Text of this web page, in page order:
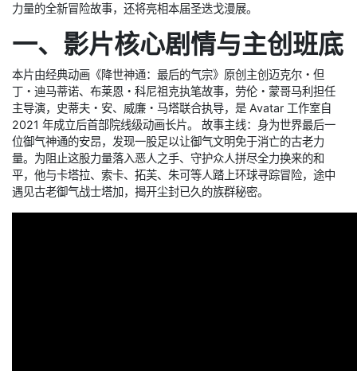
力量的全新冒险故事，还将亮相本届圣迭戈漫展。
一、影片核心剧情与主创班底
本片由经典动画《降世神通：最后的气宗》原创主创迈克尔・但
丁・迪马蒂诺、布莱恩・科尼祖克执笔故事，劳伦・蒙哥马利担任
主导演，史蒂夫・安、威廉・马塔联合执导，是 Avatar 工作室自
2021 年成立后首部院线级动画长片。 故事主线：身为世界最后一
位御气神通的安昂，发现一股足以让御气文明免于消亡的古老力
量。为阻止这股力量落入恶人之手、守护众人拼尽全力换来的和
平，他与卡塔拉、索卡、拓芙、朱可等人踏上环球寻踪冒险，途中
遇见古老御气战士塔加，揭开尘封已久的族群秘密。